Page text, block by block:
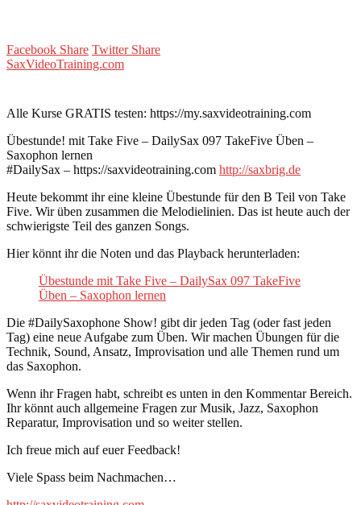
Facebook Share Twitter Share
SaxVideoTraining.com
Alle Kurse GRATIS testen: https://my.saxvideotraining.com
Übestunde! mit Take Five – DailySax 097 TakeFive Üben –
Saxophon lernen
#DailySax – https://saxvideotraining.com http://saxbrig.de
Heute bekommt ihr eine kleine Übestunde für den B Teil von Take
Five. Wir üben zusammen die Melodielinien. Das ist heute auch der
schwierigste Teil des ganzen Songs.
Hier könnt ihr die Noten und das Playback herunterladen:
Übestunde mit Take Five – DailySax 097 TakeFive
Üben – Saxophon lernen
Die #DailySaxophone Show! gibt dir jeden Tag (oder fast jeden
Tag) eine neue Aufgabe zum Üben. Wir machen Übungen für die
Technik, Sound, Ansatz, Improvisation und alle Themen rund um
das Saxophon.
Wenn ihr Fragen habt, schreibt es unten in den Kommentar Bereich.
Ihr könnt auch allgemeine Fragen zur Musik, Jazz, Saxophon
Reparatur, Improvisation und so weiter stellen.
Ich freue mich auf euer Feedback!
Viele Spass beim Nachmachen…